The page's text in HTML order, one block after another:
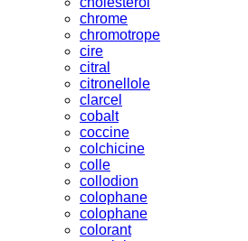
chrome
chromotrope
cire
citral
citronellole
clarcel
cobalt
coccine
colchicine
colle
collodion
colophane
colophane
colorant